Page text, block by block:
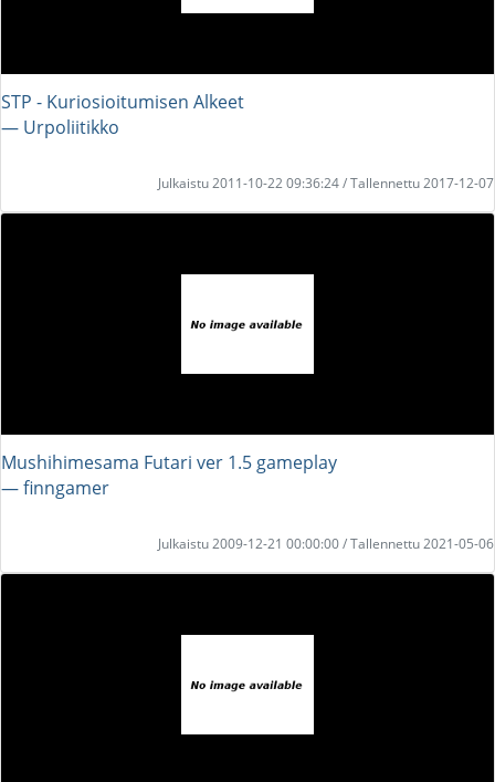
STP - Kuriosioitumisen Alkeet
― Urpoliitikko
Julkaistu 2011-10-22 09:36:24 / Tallennettu 2017-12-07
Mushihimesama Futari ver 1.5 gameplay
― finngamer
Julkaistu 2009-12-21 00:00:00 / Tallennettu 2021-05-06